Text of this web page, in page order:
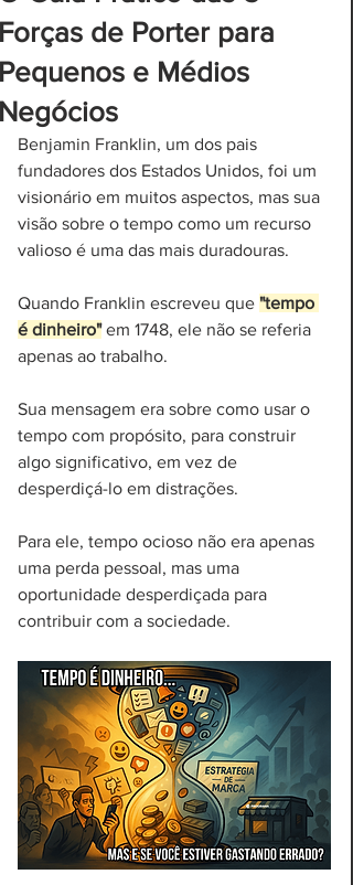
de Porter para
e Médios
Benjamin Franklin, um dos pais
fundadores dos Estados Unidos, foi um
visionário em muitos aspectos, mas sua
visão sobre o tempo como um recurso
valioso é uma das mais duradouras.
Quando Franklin escreveu que "tempo
é dinheiro" em 1748, ele não se referia
apenas ao trabalho.
Sua mensagem era sobre como usar o
tempo com propósito, para construir
algo significativo, em vez de
desperdiçá-lo em distrações.
Para ele, tempo ocioso não era apenas
uma perda pessoal, mas uma
oportunidade desperdiçada para
contribuir com a sociedade.